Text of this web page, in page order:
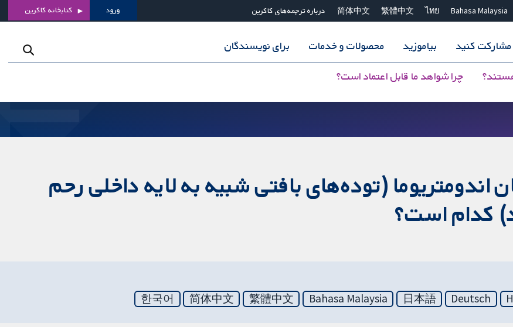
Bahasa Malaysia
ไทย
繁體中文
简体中文 درباره ترجمه‌های کاکرین ورود کتابخانه کاکرین
چرا شواهد ما قابل اعتماد است؟
مشارکت کنید بیاموزید محصولات و خدمات برای نویسندگان
اندومتریوما (توده‌های بافتی شبیه به لایه داخلی رحم
کدام است؟
Deutsch
日本語
Bahasa Malaysia
繁體中文
简体中文
한국어